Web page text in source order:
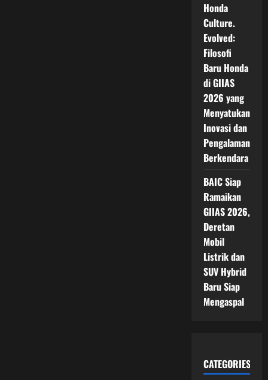
Honda
Culture.
Evolved:
Filosofi
Baru Honda
di GIIAS
2026 yang
Menyatukan
Inovasi dan
Pengalaman
Berkendara
BAIC Siap
Ramaikan
GIIAS 2026,
Deretan
Mobil
Listrik dan
SUV Hybrid
Baru Siap
Mengaspal
CATEGORIES